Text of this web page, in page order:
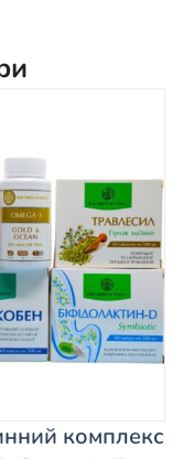
комплекс